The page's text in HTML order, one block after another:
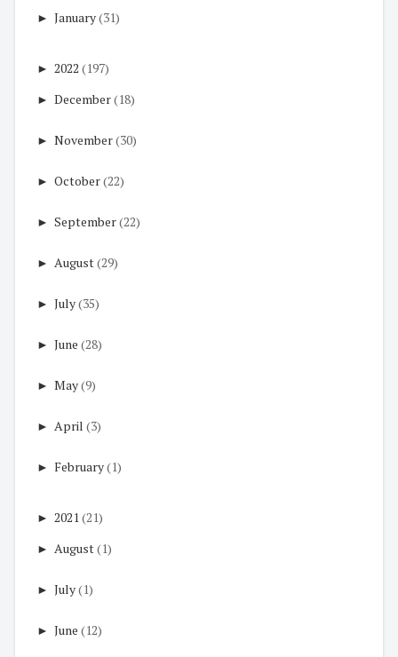
► January(31)
► 2022 (197)
► December(18)
► November(30)
► October(22)
► September(22)
► August(29)
► July(35)
► June (28)
► May(9)
► April (3)
► February(1)
► 2021 (21)
► August(1)
► July(1)
► June (12)